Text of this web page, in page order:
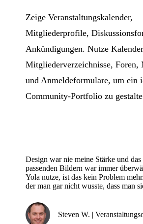
Zeige Veranstaltungskalender,
Mitgliederprofile,
Ankündigungen. Nutze
Mitgliederverzeichnisse, Foren,
und Anmeldeformulare, um ein
Community-Portfolio zu
Design war nie meine Stärke und das
passenden Bildern war immer
Yola nutze, ist das kein Problem
der man gar nicht wusste, dass man
Steven W. |